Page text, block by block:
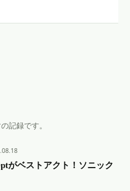
記録です。
がベストアクト！ソニック